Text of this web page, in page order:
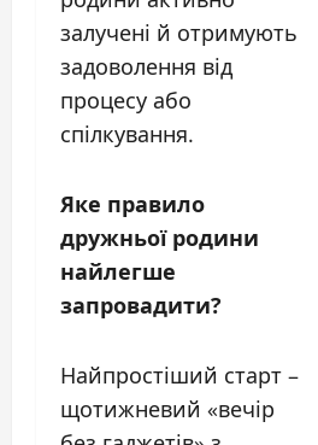
залучені й отримують
задоволення від
процесу або
спілкування.
Яке правило
дружньої родини
найлегше
запровадити?
Найпростіший старт –
щотижневий «вечір